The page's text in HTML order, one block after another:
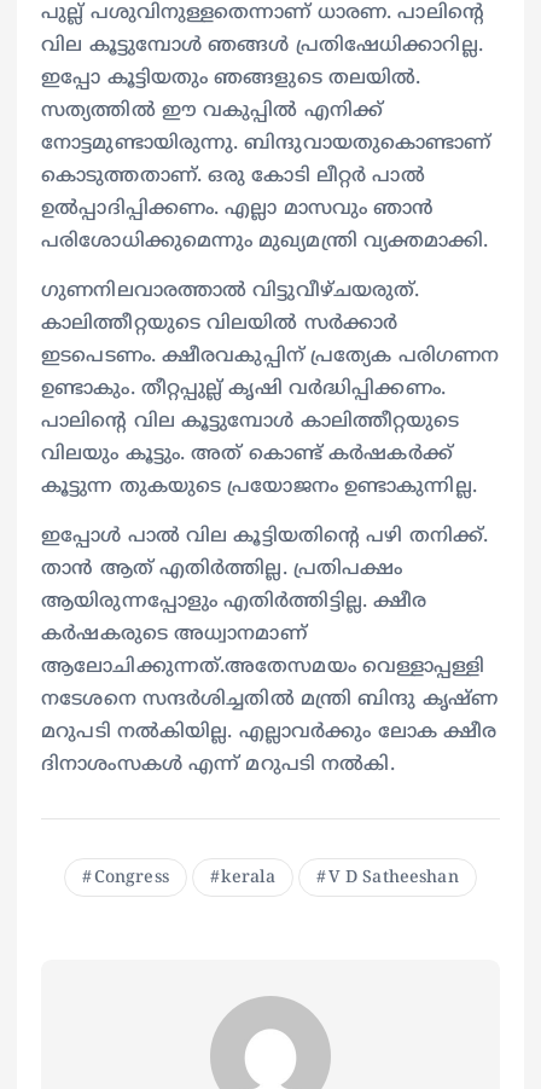
പുല്ല് പശുവിനുള്ളതെന്നാണ് ധാരണ. പാലിൻ്റെ
വില കൂട്ടുമ്പോൾ ഞങ്ങൾ പ്രതിഷേധിക്കാറില്ല.
ഇപ്പോ കൂട്ടിയതും ഞങ്ങളുടെ തലയിൽ.
സത്യത്തിൽ ഈ വകുപ്പിൽ എനിക്ക്
നോട്ടമുണ്ടായിരുന്നു. ബിന്ദുവായതുകൊണ്ടാണ്
കൊടുത്തതാണ്. ഒരു കോടി ലീറ്റർ പാൽ
ഉൽപ്പാദിപ്പിക്കണം. എല്ലാ മാസവും ഞാൻ
പരിശോധിക്കുമെന്നും മുഖ്യമന്ത്രി വ്യക്തമാക്കി.
ഗുണനിലവാരത്താൽ വിട്ടുവീഴ്ചയരുത്.
കാലിത്തീറ്റയുടെ വിലയിൽ സർക്കാർ
ഇടപെടണം. ക്ഷീരവകുപ്പിന് പ്രത്യേക പരിഗണന
ഉണ്ടാകും. തീറ്റപ്പുല്ല് കൃഷി വർദ്ധിപ്പിക്കണം.
പാലിന്റെ വില കൂട്ടുമ്പോൾ കാലിത്തീറ്റയുടെ
വിലയും കൂട്ടും. അത് കൊണ്ട് കർഷകർക്ക്
കൂട്ടുന്ന തുകയുടെ പ്രയോജനം ഉണ്ടാകുന്നില്ല.
ഇപ്പോൾ പാൽ വില കൂട്ടിയതിന്റെ പഴി തനിക്ക്.
താൻ ആത് എതിർത്തില്ല. പ്രതിപക്ഷം
ആയിരുന്നപ്പോളും എതിർത്തിട്ടില്ല. ക്ഷീര
കർഷകരുടെ അധ്വാനമാണ്
ആലോചിക്കുന്നത്.അതേസമയം വെള്ളാപ്പള്ളി
നടേശനെ സന്ദർശിച്ചതിൽ മന്ത്രി ബിന്ദു കൃഷ്ണ
മറുപടി നൽകിയില്ല. എല്ലാവർക്കും ലോക ക്ഷീര
ദിനാശംസകൾ എന്ന് മറുപടി നൽകി.
Congress kerala V D Satheeshan